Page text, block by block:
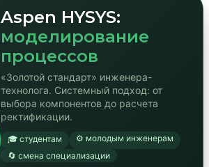
Aspen HYSYS:
моделирование
процессов
«Золотой стандарт» инженера-
технолога. Системный подход: от
выбора компонентов до расчета
ректификации.
🎓 студентам
⚙️ молодым инженерам
🔄 смена специализации